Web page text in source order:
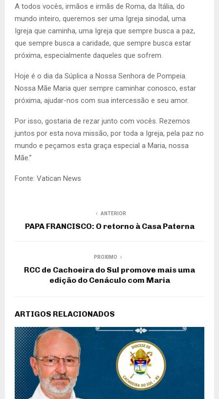
A todos vocês, irmãos e irmãs de Roma, da Itália, do
mundo inteiro, queremos ser uma Igreja sinodal, uma
Igreja que caminha, uma Igreja que sempre busca a paz,
que sempre busca a caridade, que sempre busca estar
próxima, especialmente daqueles que sofrem.
Hoje é o dia da Súplica a Nossa Senhora de Pompeia.
Nossa Mãe Maria quer sempre caminhar conosco, estar
próxima, ajudar-nos com sua intercessão e seu amor.
Por isso, gostaria de rezar junto com vocês. Rezemos
juntos por esta nova missão, por toda a Igreja, pela paz no
mundo e peçamos esta graça especial a Maria, nossa
Mãe.”
Fonte: Vatican News
ANTERIOR
PAPA FRANCISCO: O retorno à Casa Paterna
PROXIMO
RCC de Cachoeira do Sul promove mais uma
edição do Cenáculo com Maria
ARTIGOS RELACIONADOS